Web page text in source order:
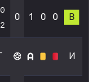
0
2
0 1 0 0 В
И